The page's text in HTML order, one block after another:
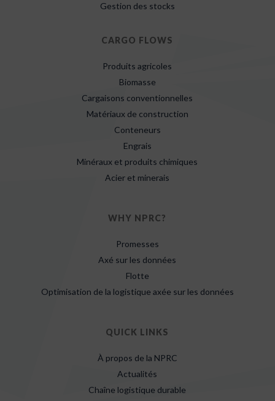
Gestion des stocks
CARGO FLOWS
Produits agricoles
Biomasse
Cargaisons conventionnelles
Matériaux de construction
Conteneurs
Engrais
Minéraux et produits chimiques
Acier et minerais
WHY NPRC?
Promesses
Axé sur les données
Flotte
Optimisation de la logistique axée sur les données
QUICK LINKS
À propos de la NPRC
Actualités
Chaîne logistique durable